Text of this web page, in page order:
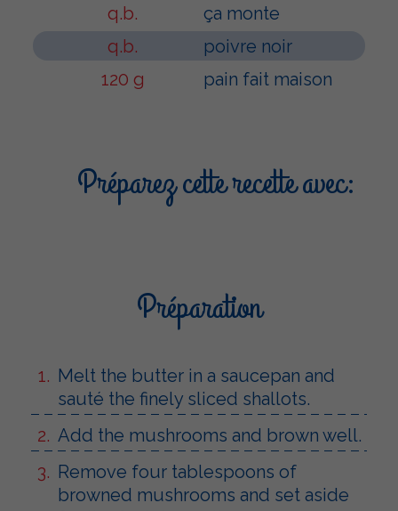
q.b.
ça monte
q.b.
poivre noir
120 g
pain fait maison
Préparez cette recette avec:
Préparation
Melt the butter in a saucepan and
sauté the finely sliced ​​shallots.
Add the mushrooms and brown well.
Remove four tablespoons of
browned mushrooms and set aside